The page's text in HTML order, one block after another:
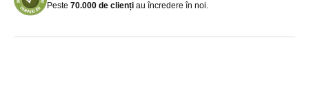
Peste 70.000 de clienți au încredere în noi.